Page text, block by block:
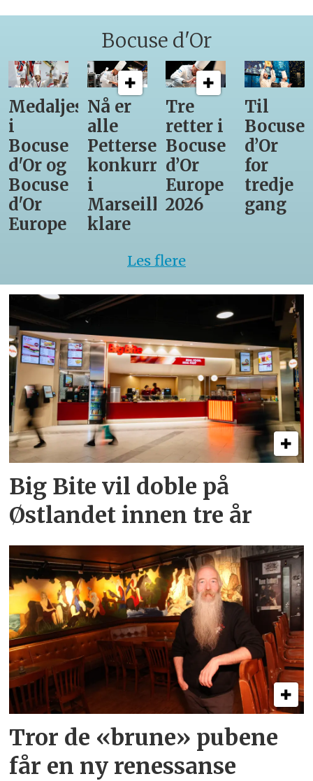
Bocuse d'Or
Medaljestatistikk
i
Bocuse
d'Or og
Bocuse
d'Or
Europe
Nå er
alle
Pettersens
konkurrenter
i
Marseille
klare
Tre
retter i
Bocuse
d’Or
Europe
2026
Til
Bocuse
d’Or
for
tredje
gang
Les flere
Big Bite vil doble på
Østlandet innen tre år
Tror de «brune» pubene
får en ny renessanse